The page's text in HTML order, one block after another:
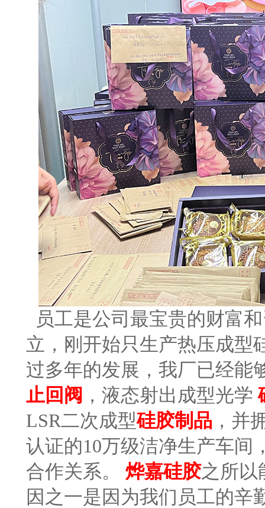
员工是公司最宝贵的财富
立，刚开始只生产热压成型
过多年的发展，我厂已经能
止回阀 ，液态射出成型光学
LSR二次成型硅胶制品 ，并
认证的10万级洁净生产车间
合作关系。 烨嘉硅胶之所以
因之一是因为我们员工的辛